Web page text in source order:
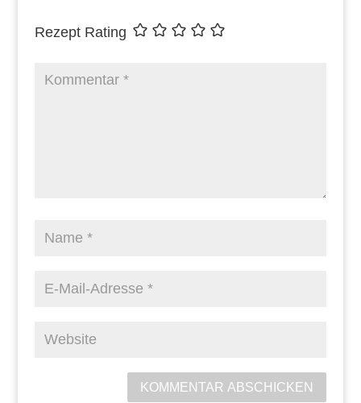
Rezept Rating
KOMMENTAR ABSCHICKEN